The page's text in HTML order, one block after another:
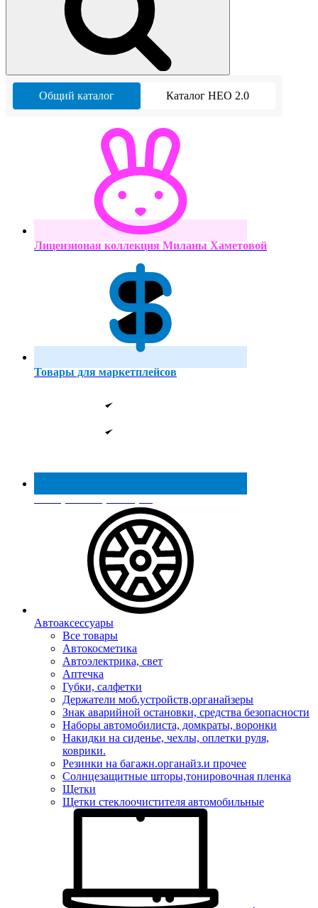
Общий каталог Каталог НЕО 2.0
Лицензионая коллекция Миланы Хаметовой
Товары для маркетплейсов
Реестр МинПромТорга
Автоаксессуары
Все товары
Автокосметика
Автоэлектрика, свет
Аптечка
Губки, салфетки
Держатели моб.устройств,органайзеры
Знак аварийной остановки, средства безопасности
Наборы автомобилиста, домкраты, воронки
Накидки на сиденье, чехлы, оплетки руля,
коврики.
Резинки на багажн.органайз.и прочее
Солнцезащитные шторы,тонировочная пленка
Щетки
Щетки стеклоочистителя автомобильные